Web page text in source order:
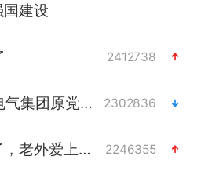
建设
2412738
视频丨中国东方电气集团原党组副书记、董事宋致远被查 2302836
“China Cool”火了，老外爱上中国避暑游 2246355